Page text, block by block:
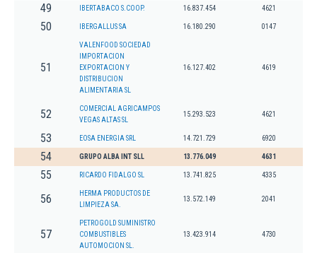
49 IBERTABACO S.COOP. 16.837.454 4621
50 IBERGALLUS SA 16.180.290 0147
51
VALENFOOD SOCIEDAD
IMPORTACION
EXPORTACION Y
DISTRIBUCION
ALIMENTARIA SL
16.127.402 4619
52
COMERCIAL AGRICAMPOS
VEGAS ALTAS SL
15.293.523 4621
53 EOSA ENERGIA SRL 14.721.729 6920
54 GRUPO ALBA INT SLL 13.776.049 4631
55 RICARDO FIDALGO SL 13.741.825 4335
56
HERMA PRODUCTOS DE
LIMPIEZA SA.
13.572.149 2041
57
PETROGOLD SUMINISTRO
COMBUSTIBLES
AUTOMOCION SL.
13.423.914 4730